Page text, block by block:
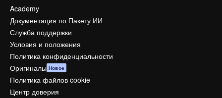
Academy
Документация по Пакету ИИ
Служба поддержки
Условия и положения
Политика конфиденциальности
Оригиналы Новое
Политика файлов cookie
Центр доверия